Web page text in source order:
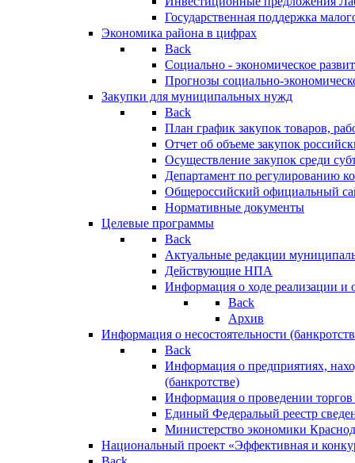
Государственная поддержка
Экономика района в цифрах
Back
Социально - экономическое
Прогнозы социально-
Закупки для муниципальных нужд
Back
План график закупок товаров,
Отчет об объеме закупок
Осуществление закупок среди
Департамент по регулированию
Общероссийский официальный
Нормативные документы
Целевые программы
Back
Актуальные редакции
Действующие НПА
Информация о ходе реализации
Back
Архив
Информация о несостоятельности
Back
Информация о предприятиях,
(банкротстве)
Информация о проведении
Единый Федеральый реестр
Министерство экономики
Национальный проект «Эффективная и